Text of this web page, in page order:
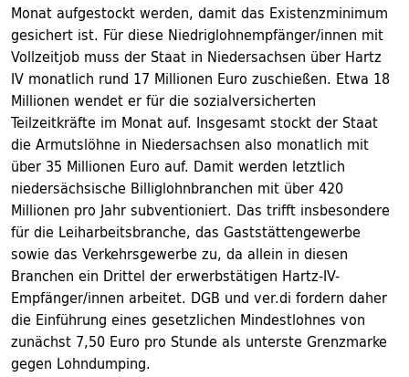
Monat aufgestockt werden, damit das Existenzminimum
gesichert ist. Für diese Niedriglohnempfänger/innen mit
Vollzeitjob muss der Staat in Niedersachsen über Hartz
IV monatlich rund 17 Millionen Euro zuschießen. Etwa 18
Millionen wendet er für die sozialversicherten
Teilzeitkräfte im Monat auf. Insgesamt stockt der Staat
die Armutslöhne in Niedersachsen also monatlich mit
über 35 Millionen Euro auf. Damit werden letztlich
niedersächsische Billiglohnbranchen mit über 420
Millionen pro Jahr subventioniert. Das trifft insbesondere
für die Leiharbeitsbranche, das Gaststättengewerbe
sowie das Verkehrsgewerbe zu, da allein in diesen
Branchen ein Drittel der erwerbstätigen Hartz-IV-
Empfänger/innen arbeitet. DGB und ver.di fordern daher
die Einführung eines gesetzlichen Mindestlohnes von
zunächst 7,50 Euro pro Stunde als unterste Grenzmarke
gegen Lohndumping.